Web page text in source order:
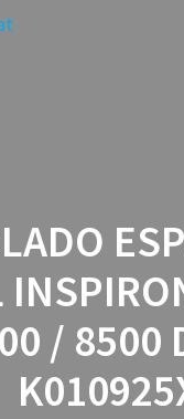
/ 8500